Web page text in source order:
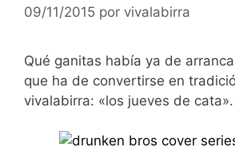
09/11/2015 por vivalabirra
Qué ganitas había ya de
que ha de convertirse en
vivalabirra: «los jueves de cata».